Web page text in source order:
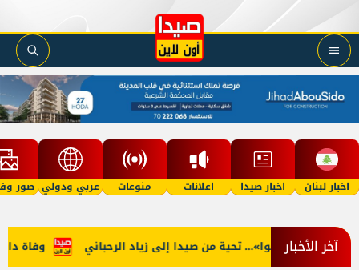
اخبار لبنان اخبار صيدا اعلانات منوعات عربي ودولي صور
آخر الأخبار وفاة دايفيد ما منكون سوا»… تحية من صيدا إلى زياد الرحباني